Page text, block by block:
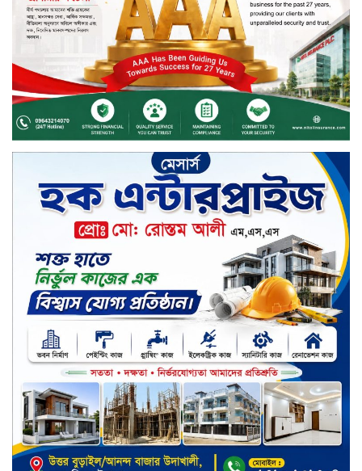
দীর্ঘস্থায়ী ৭,৫০০ এমএএইচ ব্যাটারি
এবং শক্তিশালী গরিলা গ্লাস ৭আই সুরক্ষা
নিয়ে শাওমি উন্মোচন করল নতুন রেডমি
১৭
খালেদা জিয়ার গাড়ীতে হামলাকারী
রুবেলের গোত্রীয় সন্ত্রাসীদের গ্রেফতারের
দাবি
ক্যাশলেস বাংলাদেশ বিনির্মাণে
ইসলামী ব্যাংকের উদ্যোগে বাংলা
কিউআর নিয়ে বিশিষ্ট আলেমদের সঙ্গে
মতবিনিময় সভা অনুষ্ঠিত
‘শেখ হাসিনা ডিসেম্বরে ফিরলে গণহত্যার
দায় নিয়ে কারাগারে যাবেন,’ আইনমন্ত্রী
মধ্যরাতে শাহজালাল বিমানবন্দরের
বলাকা লাউঞ্জে অগ্নিকাণ্ড
নিরাপদ ও স্বল্পব্যয়ে ক্যাশলেস লেনদেন
গড়তে কাজ করছে বাংলাদেশ ব্যাংক:
গভর্নর